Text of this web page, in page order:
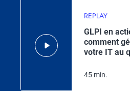
REPLAY
GLPI en
comment
votre IT au
45 min.